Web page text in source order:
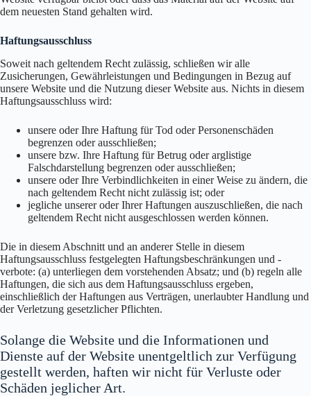
dem neuesten Stand gehalten wird.
Haftungsausschluss
Soweit nach geltendem Recht zulässig, schließen wir alle
Zusicherungen, Gewährleistungen und Bedingungen in Bezug auf
unsere Website und die Nutzung dieser Website aus. Nichts in diesem
Haftungsausschluss wird:
unsere oder Ihre Haftung für Tod oder Personenschäden
begrenzen oder ausschließen;
unsere bzw. Ihre Haftung für Betrug oder arglistige
Falschdarstellung begrenzen oder ausschließen;
unsere oder Ihre Verbindlichkeiten in einer Weise zu ändern, die
nach geltendem Recht nicht zulässig ist; oder
jegliche unserer oder Ihrer Haftungen auszuschließen, die nach
geltendem Recht nicht ausgeschlossen werden können.
Die in diesem Abschnitt und an anderer Stelle in diesem
Haftungsausschluss festgelegten Haftungsbeschränkungen und -
verbote: (a) unterliegen dem vorstehenden Absatz; und (b) regeln alle
Haftungen, die sich aus dem Haftungsausschluss ergeben,
einschließlich der Haftungen aus Verträgen, unerlaubter Handlung und
der Verletzung gesetzlicher Pflichten.
Solange die Website und die Informationen und
Dienste auf der Website unentgeltlich zur Verfügung
gestellt werden, haften wir nicht für Verluste oder
Schäden jeglicher Art.